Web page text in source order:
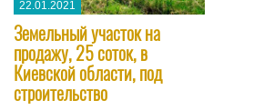
22.01.2021
​Земельный участок на
продажу, 25 соток, в
Киевской области, под
строительство